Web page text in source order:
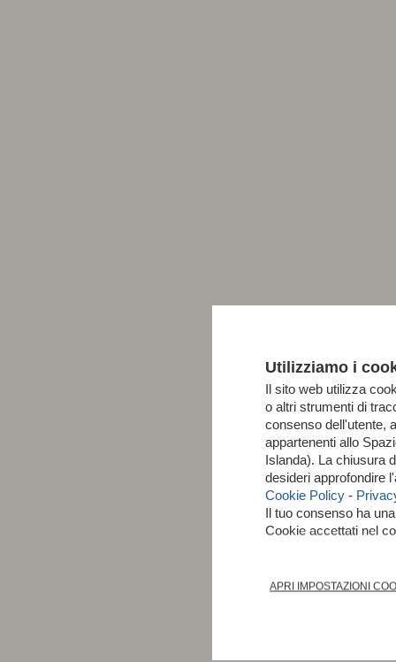
Utilizziamo i
Il sito web utilizza
o altri strumenti di
consenso dell'utente,
appartenenti allo
Islanda). La chiusura
desideri approfondire
Cookie Policy -
Il tuo consenso ha
Cookie accettati nel
APRI IMPOSTAZIONI